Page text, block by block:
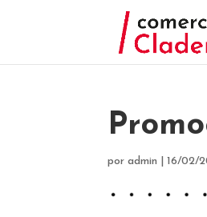
poradmin |16/02/